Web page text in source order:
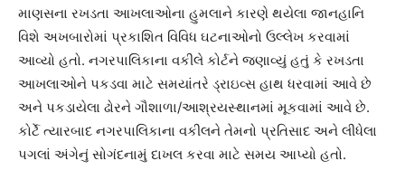
માણસના રખડતા આખલાઓના હુમલાને કારણે થયેલા જાનહાનિ
વિશે અખબારોમાં પ્રકાશિત વિવિધ ઘટનાઓનો ઉલ્લેખ કરવામાં
આવ્યો હતો. નગરપાલિકાના વકીલે કોર્ટને જણાવ્યું હતું કે રખડતા
આખલાઓને પકડવા માટે સમયાંતરે ડ્રાઇવ્સ હાથ ધરવામાં આવે છે
અને પકડાયેલા ઢોરને ગૌશાળા/આશ્રયસ્થાનમાં મૂકવામાં આવે છે.
કોર્ટે ત્યારબાદ નગરપાલિકાના વકીલને તેમનો પ્રતિસાદ અને લીધેલા
પગલાં અંગેનું સોગંદનામું દાખલ કરવા માટે સમય આપ્યો હતો.